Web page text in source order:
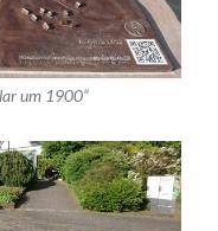
um 1900“